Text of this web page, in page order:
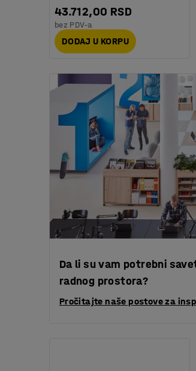
43.712,00 RSD
bez PDV-a
DODAJ U KORPU
Da li su vam potrebni
radnog prostora?
Pročitajte naše postove za